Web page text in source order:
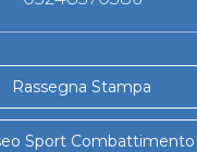
Rassegna Stampa
Sport Combattimento